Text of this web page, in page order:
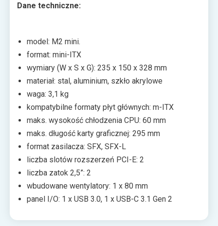
srebrny mat.
Dane techniczne:
model: M2 mini.
format: mini-ITX
wymiary (W x S x G): 235 x 150 x 328 mm
materiał: stal, aluminium, szkło akrylowe
waga: 3,1 kg
kompatybilne formaty płyt głównych: m-ITX
maks. wysokość chłodzenia CPU: 60 mm
maks. długość karty graficznej: 295 mm
format zasilacza: SFX, SFX-L
liczba slotów rozszerzeń PCI-E: 2
liczba zatok 2,5”: 2
wbudowane wentylatory: 1 x 80 mm
panel I/O: 1 x USB 3.0, 1 x USB-C 3.1 Gen 2